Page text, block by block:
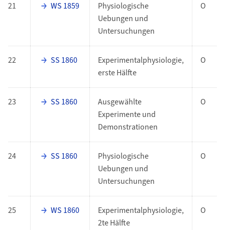
21 WS 1859
Physiologische
Uebungen und
Untersuchungen
O
22 SS 1860
Experimentalphysiologie,
erste Hälfte
O
23 SS 1860
Ausgewählte
Experimente und
Demonstrationen
O
24 SS 1860
Physiologische
Uebungen und
Untersuchungen
O
25 WS 1860
Experimentalphysiologie,
2te Hälfte
O